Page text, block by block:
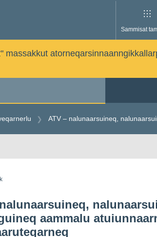
Sammisat
ATV – nalunaarsuineq,
aammalu